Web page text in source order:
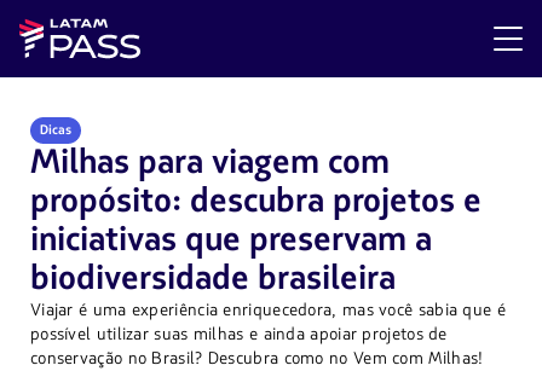
Dicas
Milhas para viagem com
propósito: descubra projetos e
iniciativas que preservam a
biodiversidade brasileira
Viajar é uma experiência enriquecedora, mas você sabia que é
possível utilizar suas milhas e ainda apoiar projetos de
conservação no Brasil? Descubra como no Vem com Milhas!